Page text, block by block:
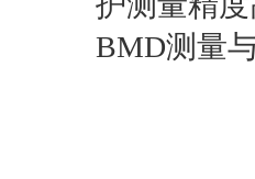
BMD测量